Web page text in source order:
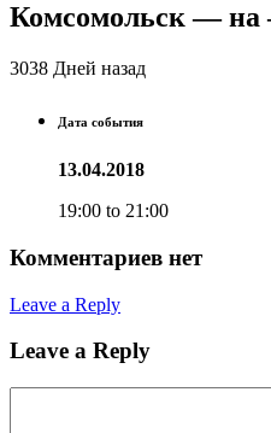
Комсомольск — на
3038 Дней назад
Дата события
13.04.2018
19:00 to 21:00
Комментариев нет
Leave a Reply
Leave a Reply